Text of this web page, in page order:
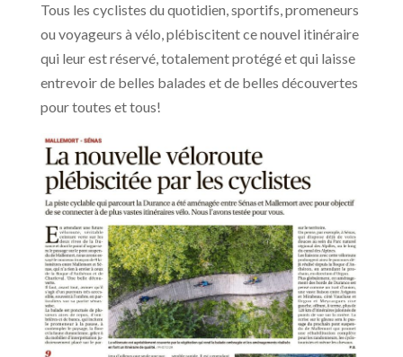
Tous les cyclistes du quotidien, sportifs, promeneurs
ou voyageurs à vélo, plébiscitent ce nouvel itinéraire
qui leur est réservé, totalement protégé et qui laisse
entrevoir de belles balades et de belles découvertes
pour toutes et tous!